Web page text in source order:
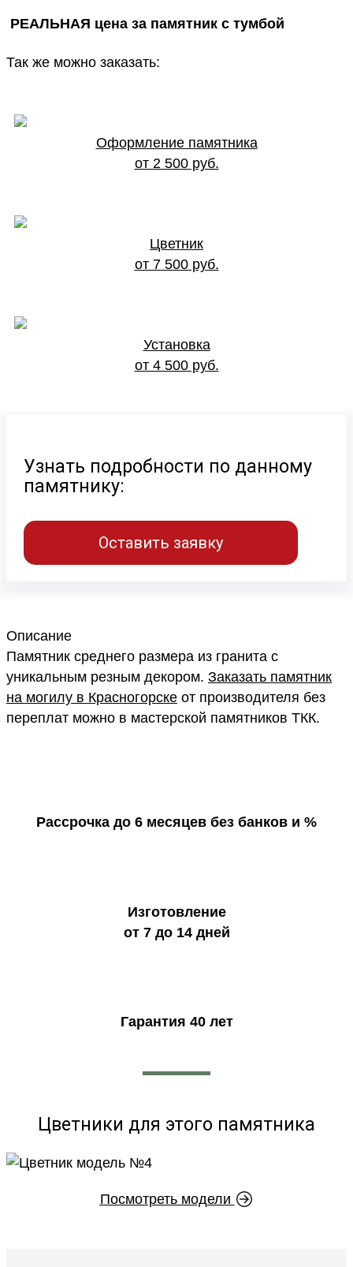
РЕАЛЬНАЯ цена за памятник с тумбой
Так же можно заказать:
Оформление памятника
от 2 500 руб.
Цветник
от 7 500 руб.
Установка
от 4 500 руб.
Узнать подробности по данному
памятнику:
Оставить заявку
Описание
Памятник среднего размера из гранита с
уникальным резным декором. Заказать памятник
на могилу в Красногорске от производителя без
переплат можно в мастерской памятников ТКК.
Рассрочка до 6 месяцев без банков и %
Изготовление
от 7 до 14 дней
Гарантия 40 лет
Цветники для этого памятника
Посмотреть модели